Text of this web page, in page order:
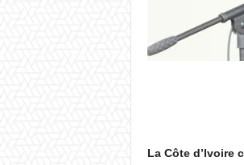
La Côte d’Ivoire